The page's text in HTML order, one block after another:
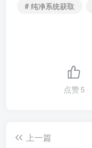
# 纯净系统获取
点赞5
上一篇